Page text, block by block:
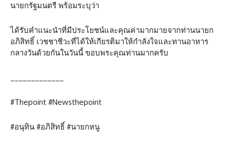
นายกรัฐมนตรี พร้อมระบุว่า
ได้รับคำแนะนำที่มีประโยชน์และคุณค่ามากมายจากท่านนายก
อภิสิทธิ์ เวชชาชีวะที่ได้ให้เกียรติมาให้กำลังใจและทานอาหาร
กลางวันด้วยกันในวันนี้ ขอบพระคุณท่านมากครับ
#Thepoint #Newsthepoint
#อนุทิน #อภิสิทธิ์ #นายกหนู